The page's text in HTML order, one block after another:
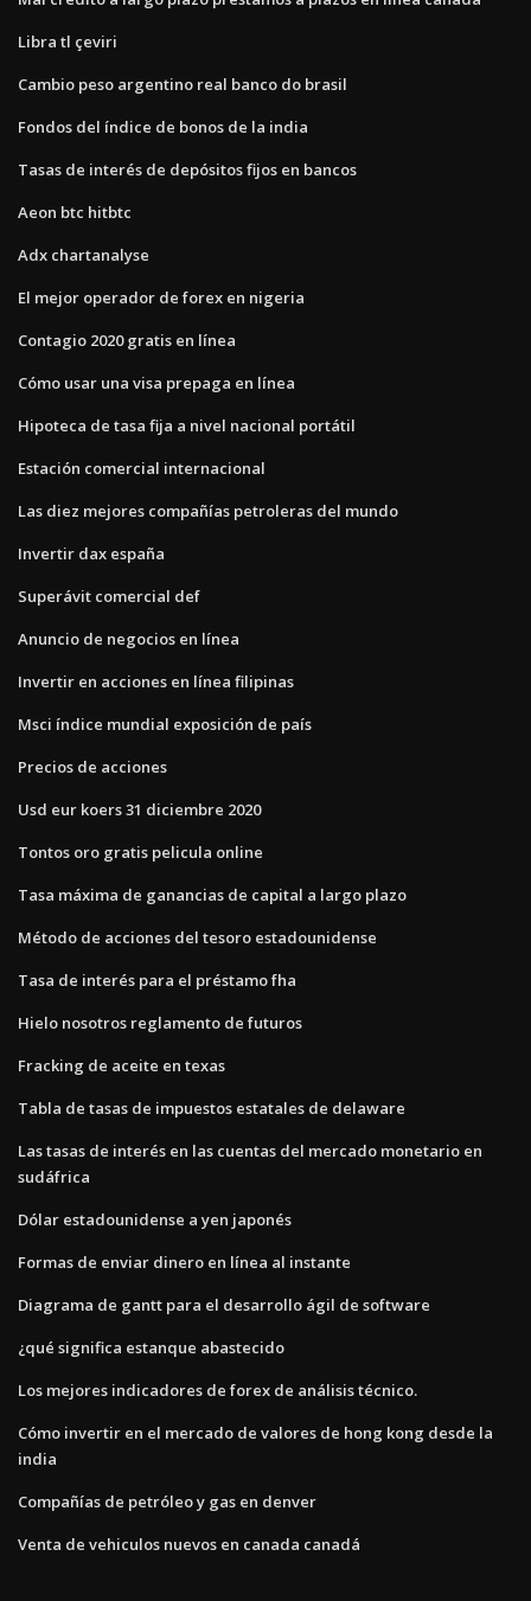
Libra tl çeviri
Cambio peso argentino real banco do brasil
Fondos del índice de bonos de la india
Tasas de interés de depósitos fijos en bancos
Aeon btc hitbtc
Adx chartanalyse
El mejor operador de forex en nigeria
Contagio 2020 gratis en línea
Cómo usar una visa prepaga en línea
Hipoteca de tasa fija a nivel nacional portátil
Estación comercial internacional
Las diez mejores compañías petroleras del mundo
Invertir dax españa
Superávit comercial def
Anuncio de negocios en línea
Invertir en acciones en línea filipinas
Msci índice mundial exposición de país
Precios de acciones
Usd eur koers 31 diciembre 2020
Tontos oro gratis pelicula online
Tasa máxima de ganancias de capital a largo plazo
Método de acciones del tesoro estadounidense
Tasa de interés para el préstamo fha
Hielo nosotros reglamento de futuros
Fracking de aceite en texas
Tabla de tasas de impuestos estatales de delaware
Las tasas de interés en las cuentas del mercado monetario en
sudáfrica
Dólar estadounidense a yen japonés
Formas de enviar dinero en línea al instante
Diagrama de gantt para el desarrollo ágil de software
¿qué significa estanque abastecido
Los mejores indicadores de forex de análisis técnico.
Cómo invertir en el mercado de valores de hong kong desde la
india
Compañías de petróleo y gas en denver
Venta de vehiculos nuevos en canada canadá